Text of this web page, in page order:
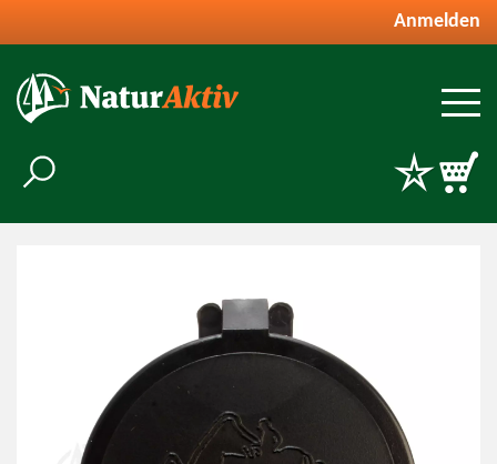
Anmelden